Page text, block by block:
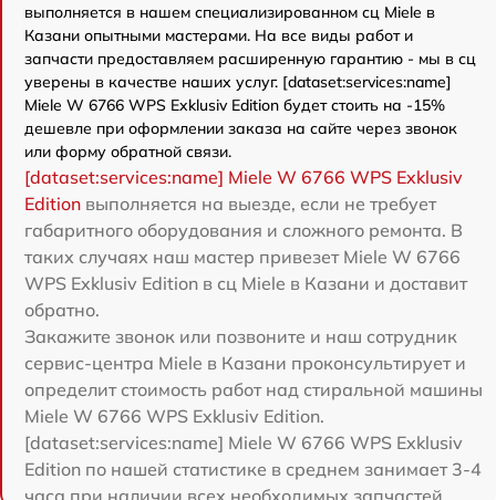
выполняется в нашем специализированном сц Miele в
Казани опытными мастерами. На все виды работ и
запчасти предоставляем расширенную гарантию - мы в сц
уверены в качестве наших услуг. [dataset:services:name]
Miele W 6766 WPS Exklusiv Edition будет стоить на -15%
дешевле при оформлении заказа на сайте через звонок
или форму обратной связи.
[dataset:services:name] Miele W 6766 WPS Exklusiv
Edition выполняется на выезде, если не требует
габаритного оборудования и сложного ремонта. В
таких случаях наш мастер привезет Miele W 6766
WPS Exklusiv Edition в сц Miele в Казани и доставит
обратно.
Закажите звонок или позвоните и наш сотрудник
сервис-центра Miele в Казани проконсультирует и
определит стоимость работ над стиральной машины
Miele W 6766 WPS Exklusiv Edition.
[dataset:services:name] Miele W 6766 WPS Exklusiv
Edition по нашей статистике в среднем занимает 3-4
часа при наличии всех необходимых запчастей.